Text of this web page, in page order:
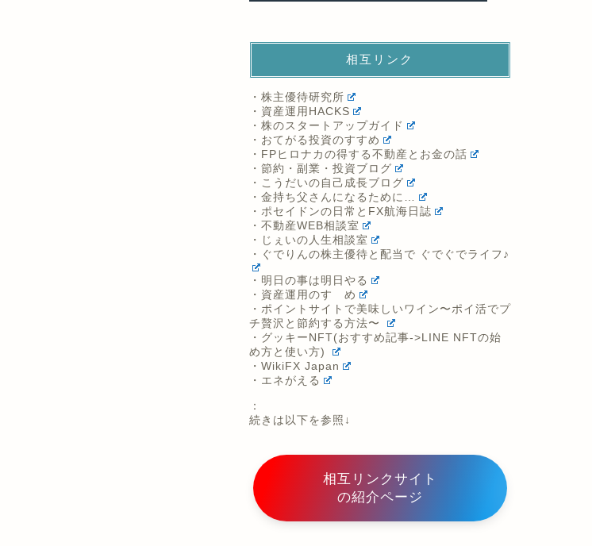
相互リンク
・株主優待研究所
・資産運用HACKS
・株のスタートアップガイド
・おてがる投資のすすめ
・FPヒロナカの得する不動産とお金の話
・節約・副業・投資ブログ
・こうだいの自己成長ブログ
・金持ち父さんになるために…
・ポセイドンの日常とFX航海日誌
・不動産WEB相談室
・じぇいの人生相談室
・ぐでりんの株主優待と配当で ぐでぐでライフ♪
・明日の事は明日やる
・資産運用のすゝめ
・ポイントサイトで美味しいワイン〜ポイ活でプ
チ贅沢と節約する方法〜
・グッキーNFT(おすすめ記事->LINE NFTの始
め方と使い方)
・WikiFX Japan
・エネがえる
：
続きは以下を参照↓
相互リンクサイト
の紹介ページ